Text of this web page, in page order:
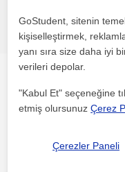
GoStudent, sitenin
kişiselleştirmek,
yanı sıra size daha iyi
verileri depolar.
"Kabul Et" seçeneğine
etmiş olursunuzÇerez
Çerezler Paneli